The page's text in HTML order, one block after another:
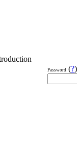
Password (?)